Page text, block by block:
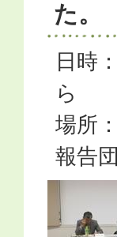
た。
日時
ら
場所
報告